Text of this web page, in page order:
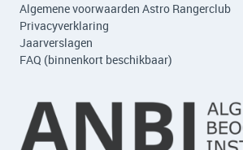
Algemene voorwaarden Astro Rangerclub
Privacyverklaring
Jaarverslagen
FAQ (binnenkort beschikbaar)